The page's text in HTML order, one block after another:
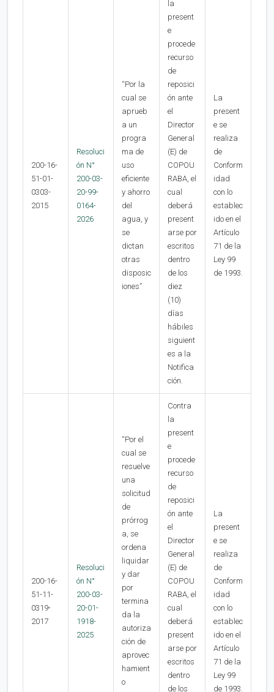
200-16-
51-01-
0303-
2015
Resoluci
ón N°
200-03-
20-99-
0164-
2026
“Por la
cual se
aprueb
a un
progra
ma de
uso
eficiente
y ahorro
del
agua, y
se
dictan
otras
disposic
iones”
la
present
e
procede
recurso
de
reposici
ón ante
el
Director
General
(E) de
COPOU
RABA, el
cual
deberá
present
arse por
escritos
dentro
de los
diez
(10)
días
hábiles
siguient
es a la
Notifica
ción.
La
present
e se
realiza
de
Conform
idad
con lo
establec
ido en el
Artículo
71 de la
Ley 99
de 1993.
200-16-
51-11-
0319-
2017
Resoluci
ón N°
200-03-
20-01-
1918-
2025
“Por el
cual se
resuelve
una
solicitud
de
prórrog
a, se
ordena
liquidar
y dar
por
termina
da la
autoriza
ción de
aprovec
hamient
o
Contra
la
present
e
procede
recurso
de
reposici
ón ante
el
Director
General
(E) de
COPOU
RABA, el
cual
deberá
present
arse por
escritos
dentro
de los
La
present
e se
realiza
de
Conform
idad
con lo
establec
ido en el
Artículo
71 de la
Ley 99
de 1993.